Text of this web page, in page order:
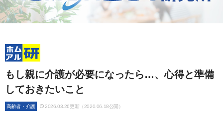
もし親に介護が必要になったら…、心得と準備
しておきたいこと
高齢者・介護 2026.03.26更新（2020.06.18公開）